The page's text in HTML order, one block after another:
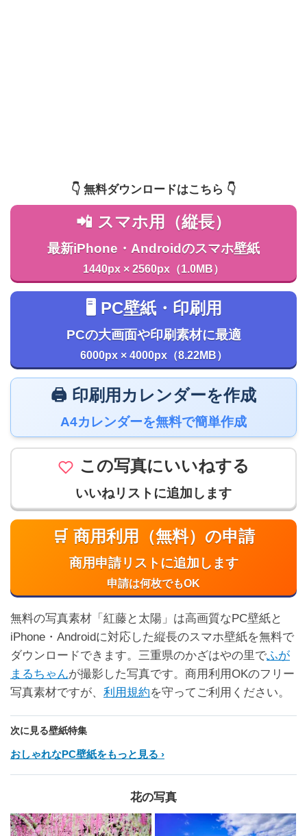
👇️ 無料ダウンロードはこちら 👇️
📲 スマホ用（縦長）
最新iPhone・Androidのスマホ壁紙
1440px × 2560px（1.0MB）
🖥️ PC壁紙・印刷用
PCの大画面や印刷素材に最適
6000px × 4000px（8.22MB）
🖨️ 印刷用カレンダーを作成
A4カレンダーを無料で簡単作成
この写真にいいねする
いいねリストに追加します
🛒 商用利用（無料）の申請
商用申請リストに追加します
申請は何枚でもOK
無料の写真素材「紅藤と太陽」は高画質なPC壁紙と
iPhone・Androidに対応した縦長のスマホ壁紙を無料で
ダウンロードできます。三重県のかざはやの里でふが
まるちゃんが撮影した写真です。商用利用OKのフリー
写真素材ですが、 利用規約を守ってご利用ください。
次に見る壁紙特集
おしゃれなPC壁紙をもっと見る
花の写真